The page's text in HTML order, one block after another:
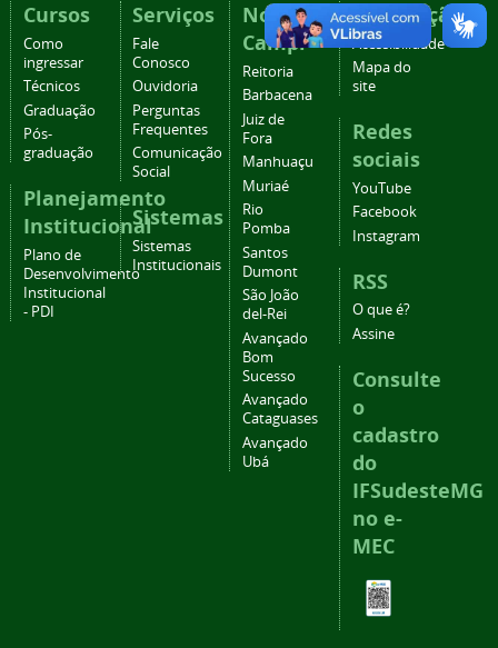
Cursos
Como
ingressar
Técnicos
Graduação
Pós-
graduação
Planejamento
Institucional
Plano de
Desenvolvimento
Institucional
- PDI
Serviços
Fale
Conosco
Ouvidoria
Perguntas
Frequentes
Comunicação
Social
Sistemas
Sistemas
Institucionais
Nossos
Campi
Reitoria
Barbacena
Juiz de
Fora
Manhuaçu
Muriaé
Rio
Pomba
Santos
Dumont
São João
del-Rei
Avançado
Bom
Sucesso
Avançado
Cataguases
Avançado
Ubá
Navegação
Acessibilidade
Mapa do
site
Redes
sociais
YouTube
Facebook
Instagram
RSS
O que é?
Assine
Consulte
o
cadastro
do
IFSudesteMG
no e-
MEC